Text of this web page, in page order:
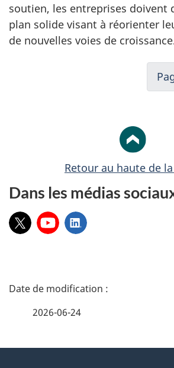
soutien, les entreprises doivent
plan solide visant à réorienter
de nouvelles voies de
i
o
n
n
n
Retour au haute de
Dans les médias
X: YouTube:LinkedIn:
D
2026-06-24